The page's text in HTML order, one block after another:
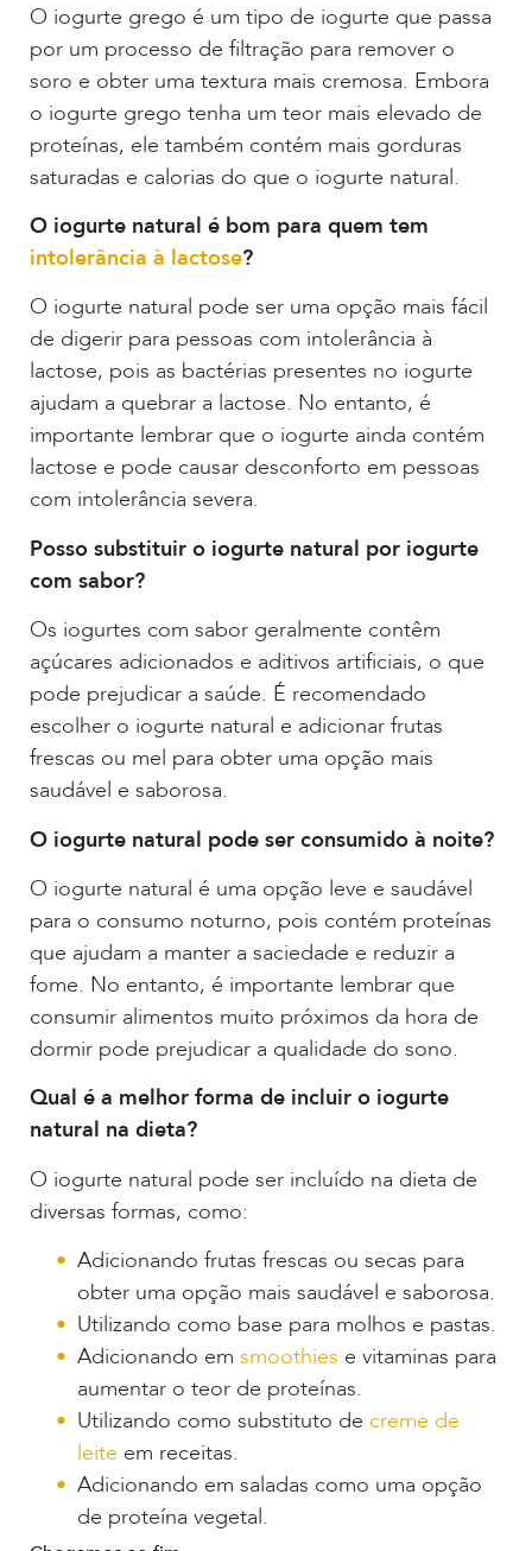
O iogurte grego é um tipo de iogurte que passa
por um processo de filtração para remover o
soro e obter uma textura mais cremosa. Embora
o iogurte grego tenha um teor mais elevado de
proteínas, ele também contém mais gorduras
saturadas e calorias do que o iogurte natural.
O iogurte natural é bom para quem tem
intolerância à lactose?
O iogurte natural pode ser uma opção mais fácil
de digerir para pessoas com intolerância à
lactose, pois as bactérias presentes no iogurte
ajudam a quebrar a lactose. No entanto, é
importante lembrar que o iogurte ainda contém
lactose e pode causar desconforto em pessoas
com intolerância severa.
Posso substituir o iogurte natural por iogurte
com sabor?
Os iogurtes com sabor geralmente contêm
açúcares adicionados e aditivos artificiais, o que
pode prejudicar a saúde. É recomendado
escolher o iogurte natural e adicionar frutas
frescas ou mel para obter uma opção mais
saudável e saborosa.
O iogurte natural pode ser consumido à noite?
O iogurte natural é uma opção leve e saudável
para o consumo noturno, pois contém proteínas
que ajudam a manter a saciedade e reduzir a
fome. No entanto, é importante lembrar que
consumir alimentos muito próximos da hora de
dormir pode prejudicar a qualidade do sono.
Qual é a melhor forma de incluir o iogurte
natural na dieta?
O iogurte natural pode ser incluído na dieta de
diversas formas, como:
Adicionando frutas frescas ou secas para
obter uma opção mais saudável e saborosa.
Utilizando como base para molhos e pastas.
Adicionando em smoothies e vitaminas para
aumentar o teor de proteínas.
Utilizando como substituto de creme de
leite em receitas.
Adicionando em saladas como uma opção
de proteína vegetal.